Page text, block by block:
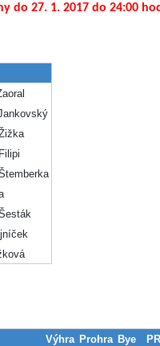
do 27. 1. 2017 do 24:00
Výhra Prohra Bye
PR